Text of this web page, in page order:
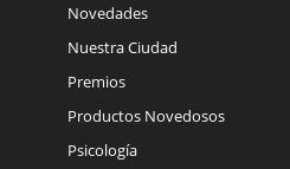
Novedades
Nuestra Ciudad
Premios
Productos Novedosos
Psicología